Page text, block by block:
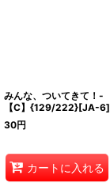
みんな、ついてきて！-
【C】{129/222}[JA-6]
30円
カートに入れる